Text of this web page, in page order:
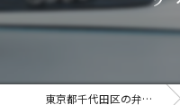
東京都千代田区の弁護士なら青木綜合法律事務所